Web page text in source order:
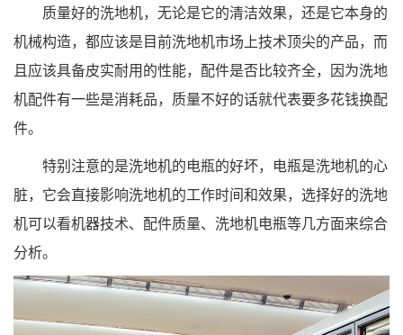
质量好的洗地机，无论是它的清洁效果，还是它本身的
机械构造，都应该是目前洗地机市场上技术顶尖的产品，而
且应该具备皮实耐用的性能，配件是否比较齐全，因为洗地
机配件有一些是消耗品，质量不好的话就代表要多花钱换配
件。
特别注意的是洗地机的电瓶的好坏，电瓶是洗地机的心
脏，它会直接影响洗地机的工作时间和效果，选择好的洗地
机可以看机器技术、配件质量、洗地机电瓶等几方面来综合
分析。